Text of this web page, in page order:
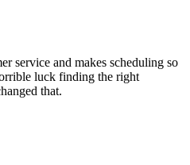
service and makes scheduling so
luck finding the right
that.